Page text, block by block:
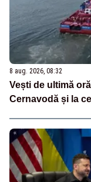
8 aug. 2026, 08:32
Vești de ultimă
Cernavodă și la